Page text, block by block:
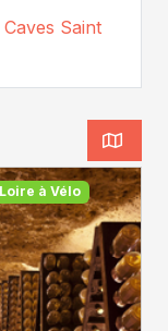
Saint
à Vélo